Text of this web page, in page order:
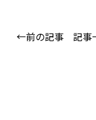
←前の記事 記事